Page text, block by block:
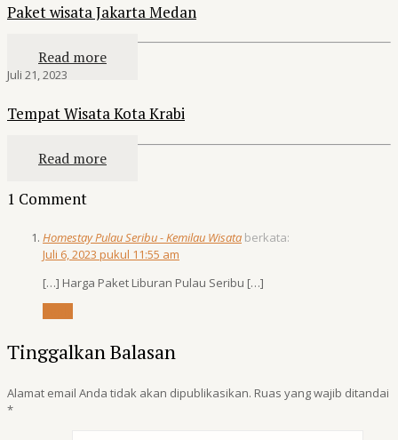
Paket wisata Jakarta Medan
Read more
Juli 21, 2023
Tempat Wisata Kota Krabi
Read more
1 Comment
Homestay Pulau Seribu - Kemilau Wisata berkata:
Juli 6, 2023 pukul 11:55 am
[…] Harga Paket Liburan Pulau Seribu […]
Tinggalkan Balasan
Alamat email Anda tidak akan dipublikasikan. Ruas yang wajib ditandai
*